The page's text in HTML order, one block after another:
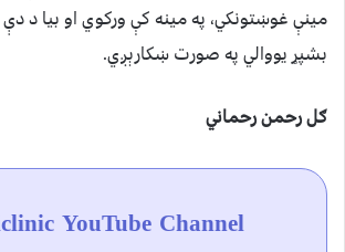
مينې غوښتونکي، په مينه کې ورکوي او بيا د
بشپړ يووالي په صورت ښکارېږي.
ګل رحمن رحماني
YouTube Channel